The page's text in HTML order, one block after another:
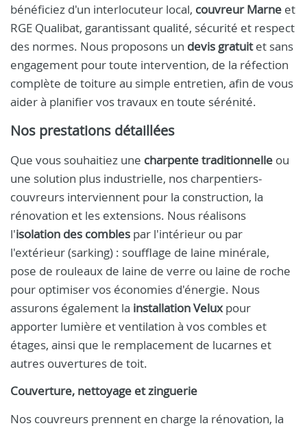
bénéficiez d'un interlocuteur local, couvreur Marne et
RGE Qualibat, garantissant qualité, sécurité et respect
des normes. Nous proposons un devis gratuitet sans
engagement pour toute intervention, de la réfection
complète de toiture au simple entretien, afin de vous
aider à planifier vos travaux en toute sérénité.
Nos prestations détaillées
Que vous souhaitiez une charpente traditionnelle ou
une solution plus industrielle, nos charpentiers-
couvreurs interviennent pour la construction, la
rénovation et les extensions. Nous réalisons
l'isolation des combles par l'intérieur ou par
l'extérieur (sarking) : soufflage de laine minérale,
pose de rouleaux de laine de verre ou laine de roche
pour optimiser vos économies d'énergie. Nous
assurons également la installation Veluxpour
apporter lumière et ventilation à vos combles et
étages, ainsi que le remplacement de lucarnes et
autres ouvertures de toit.
Couverture, nettoyage et zinguerie
Nos couvreurs prennent en charge la rénovation, la